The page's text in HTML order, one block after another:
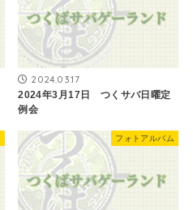
2024.03.17
2024年3月17日 つくサバ日曜定
例会
フォトアルバム